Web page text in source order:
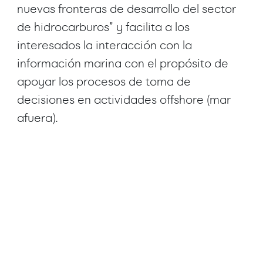
nuevas fronteras de desarrollo del sector
de hidrocarburos” y facilita a los
interesados la interacción con la
información marina con el propósito de
apoyar los procesos de toma de
decisiones en actividades offshore (mar
afuera).